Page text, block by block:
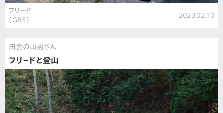
フリード
（GB5）
2023.02.10
田舎の山男さん
フリ－ドと登山